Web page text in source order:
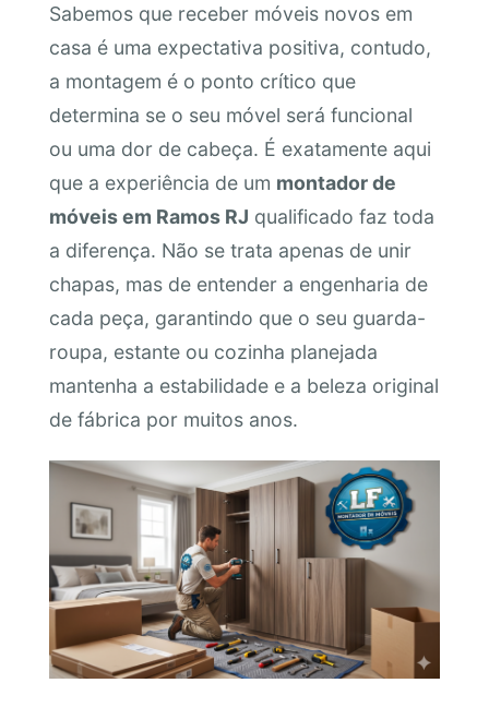
Sabemos que receber móveis novos em
casa é uma expectativa positiva, contudo,
a montagem é o ponto crítico que
determina se o seu móvel será funcional
ou uma dor de cabeça. É exatamente aqui
que a experiência de um montador de
móveis em Ramos RJ qualificado faz toda
a diferença. Não se trata apenas de unir
chapas, mas de entender a engenharia de
cada peça, garantindo que o seu guarda-
roupa, estante ou cozinha planejada
mantenha a estabilidade e a beleza original
de fábrica por muitos anos.